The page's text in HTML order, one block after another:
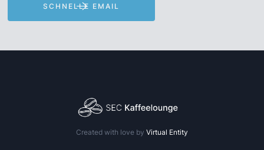
SCHNELLE EMAIL
Created with love by Virtual Entity